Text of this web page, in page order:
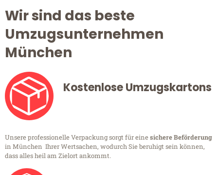
Wir sind das beste
Umzugsunternehmen
München
Kostenlose Umzugskartons
Unsere professionelle Verpackung sorgt für einesichere Beförderung
in München Ihrer Wertsachen, wodurch Sie beruhigt sein können,
dass alles heil am Zielort ankommt.